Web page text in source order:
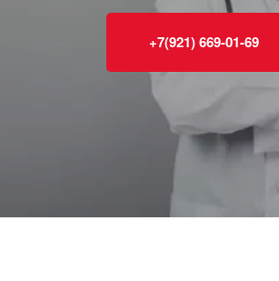
+7(921) 669-01-69